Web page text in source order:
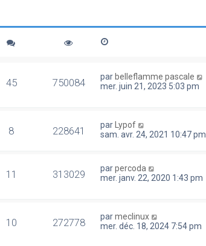
45 750084 par belleflamme pascale
mer. juin 21, 2023 5:03 pm
8 228641 par Lypof
sam. avr. 24, 2021 10:47 pm
11 313029 parpercoda
mer. janv. 22, 2020 1:43 pm
10 272778 parmeclinux
mer. déc. 18, 2024 7:54 pm